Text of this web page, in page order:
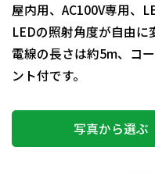
屋内用、AC100V専用、
LEDの照射角度が自由に
電線の長さは約5m、コ
ント付です。
写真から選ぶ